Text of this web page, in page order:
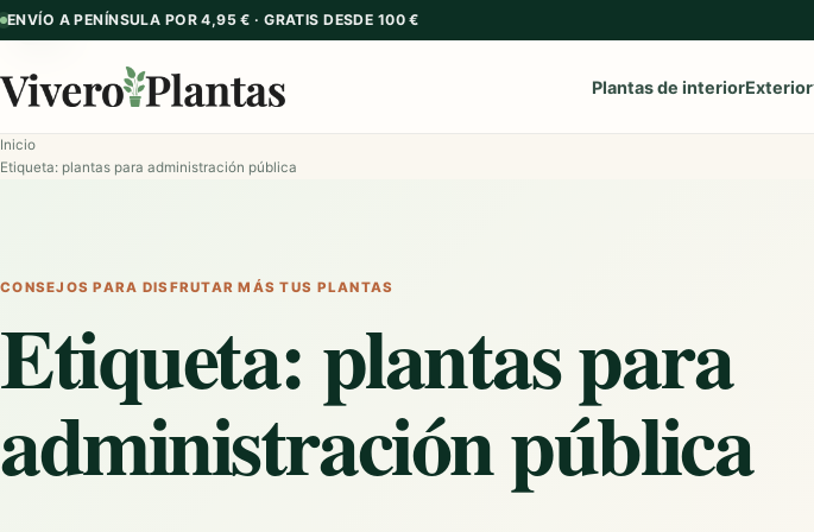
ENVÍO A PENÍNSULA POR 4,95 € · GRATIS DESDE 100 €
Plantas de interiorExterior
Geranios y Gitanillas
Ipomeas
Margaritas
Inicio
Etiqueta: plantas para administración pública
CONSEJOS PARA DISFRUTAR MÁS TUS PLANTAS
Etiqueta:plantas para
administración pública
GUÍA